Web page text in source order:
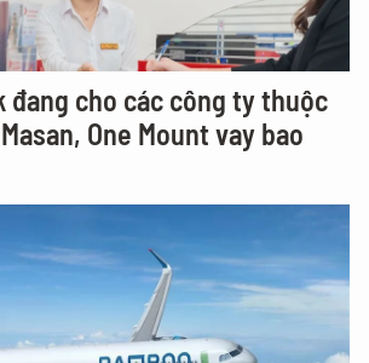
đang cho các công ty thuộc
One Mount vay bao